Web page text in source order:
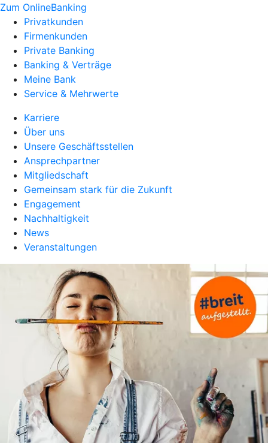
Zum OnlineBanking
Privatkunden
Firmenkunden
Private Banking
Banking & Verträge
Meine Bank
Service & Mehrwerte
Karriere
Über uns
Unsere Geschäftsstellen
Ansprechpartner
Mitgliedschaft
Gemeinsam stark für die Zukunft
Engagement
Nachhaltigkeit
News
Veranstaltungen